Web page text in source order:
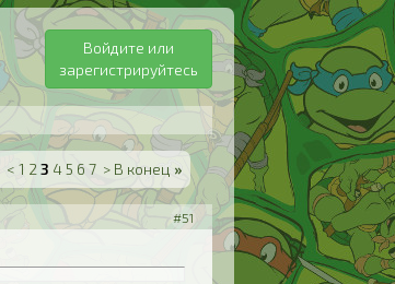
Войдите или
зарегистрируйтесь
< 1 2 3 4 5 6 7 > В конец »
#51